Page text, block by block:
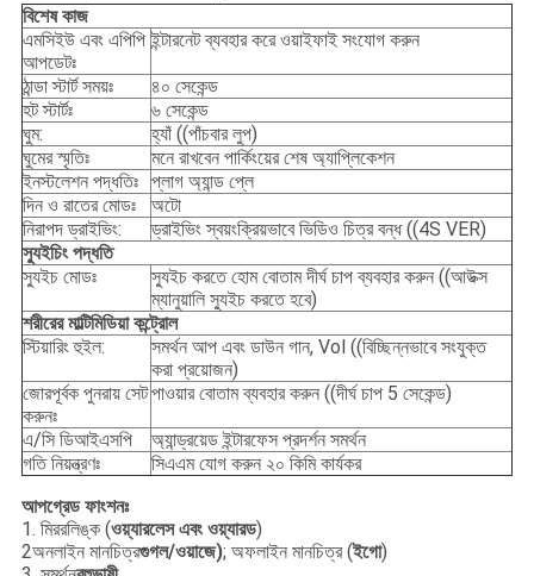
বিশেষ কাজ
এমসিইউ এবং এপিপি
আপডেটঃ
ইন্টারনেট ব্যবহার করে ওয়াইফাই সংযোগ করুন
ঠান্ডা স্টার্ট সময়ঃ
৪০ সেকেন্ড
হট স্টার্টঃ
৬ সেকেন্ড
ঘুম:
হ্যাঁ ((পাঁচবার লুপ)
ঘুমের স্মৃতিঃ
মনে রাখবেন পার্কিংয়ের শেষ অ্যাপ্লিকেশন
ইনস্টলেশন পদ্ধতিঃ প্লাগ অ্যান্ড প্লে
দিন ও রাতের মোডঃ
অটো
নিরাপদ ড্রাইভিং:
ড্রাইভিং স্বয়ংক্রিয়ভাবে ভিডিও চিত্র বন্ধ ((4S VER)
স্যুইচিং পদ্ধতি
স্যুইচ মোডঃ
স্যুইচ করতে হোম বোতাম দীর্ঘ চাপ ব্যবহার করুন ((আউক্স
ম্যানুয়ালি স্যুইচ করতে হবে)
শরীরের মাল্টিমিডিয়া কন্ট্রোল
স্টিয়ারিং হুইল:
সমর্থন আপ এবং ডাউন গান, Vol ((বিচ্ছিন্নভাবে সংযুক্ত
করা প্রয়োজন)
জোরপূর্বক পুনরায় সেট
করুনঃ
পাওয়ার বোতাম ব্যবহার করুন ((দীর্ঘ চাপ 5 সেকেন্ড)
এ/সি ডিআইএসপি
অ্যান্ড্রয়েড ইন্টারফেস প্রদর্শন সমর্থন
গতি নিয়ন্ত্রণঃ
সিএএম যোগ করুন ২০ কিমি কার্যকর
আপগ্রেড ফাংশনঃ
1. মিররলিঙ্ক (ওয়্যারলেস এবং ওয়্যারড)
2অনলাইন মানচিত্রগুগল/ওয়াজে); অফলাইন মানচিত্র (ইগো)